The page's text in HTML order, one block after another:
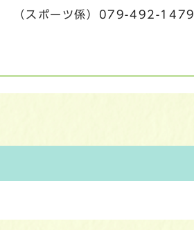
（スポーツ係） 079-492-1479